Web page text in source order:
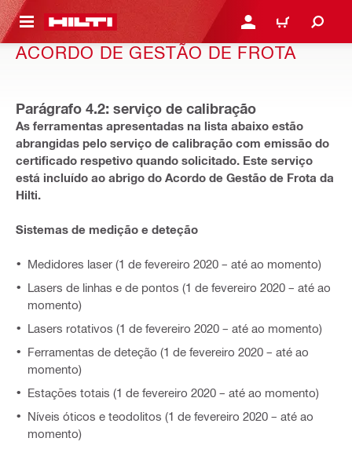
CONTENT ENTRAR OU REGISTAR
CARRINHO
ACORDO DE GESTÃO DE FROTA
Parágrafo 4.2: serviço de calibração
As ferramentas apresentadas na lista abaixo estão
abrangidas pelo serviço de calibração com emissão do
certificado respetivo quando solicitado. Este serviço
está incluído ao abrigo do Acordo de Gestão de Frota da
Hilti.
Sistemas de medição e deteção
Medidores laser (1 de fevereiro 2020 – até ao momento)
Lasers de linhas e de pontos (1 de fevereiro 2020 – até ao
momento)
Lasers rotativos (1 de fevereiro 2020 – até ao momento)
Ferramentas de deteção (1 de fevereiro 2020 – até ao
momento)
Estações totais (1 de fevereiro 2020 – até ao momento)
Níveis óticos e teodolitos (1 de fevereiro 2020 – até ao
momento)